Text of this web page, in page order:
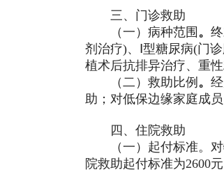
三、 门诊救助
（一） 病种范围 。
剂治疗)、Ⅰ型糖尿病(门
植术后抗排异治疗、重
（ 二） 救助比例 。
助；对低保边缘家庭成
四、 住院救助
（一） 起付标准。
院救助起付标准为2600